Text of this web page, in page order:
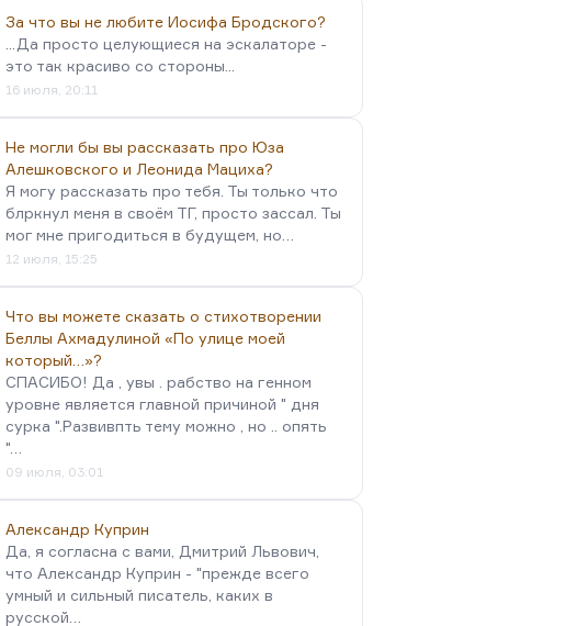
За что вы не любите Иосифа Бродского?
...Да просто целующиеся на эскалаторе -
это так красиво со стороны...
16 июля, 20:11
Не могли бы вы рассказать про Юза
Алешковского и Леонида Мациха?
Я могу рассказать про тебя. Ты только что
блркнул меня в своём ТГ, просто зассал. Ты
мог мне пригодиться в будущем, но…
12 июля, 15:25
Что вы можете сказать о стихотворении
Беллы Ахмадулиной «По улице моей
который…»?
СПАСИБО! Да , увы . рабство на генном
уровне является главной причиной " дня
сурка ".Развивпть тему можно , но .. опять
"…
09 июля, 03:01
Александр Куприн
Да, я согласна с вами, Дмитрий Львович,
что Александр Куприн - "прежде всего
умный и сильный писатель, каких в
русской…